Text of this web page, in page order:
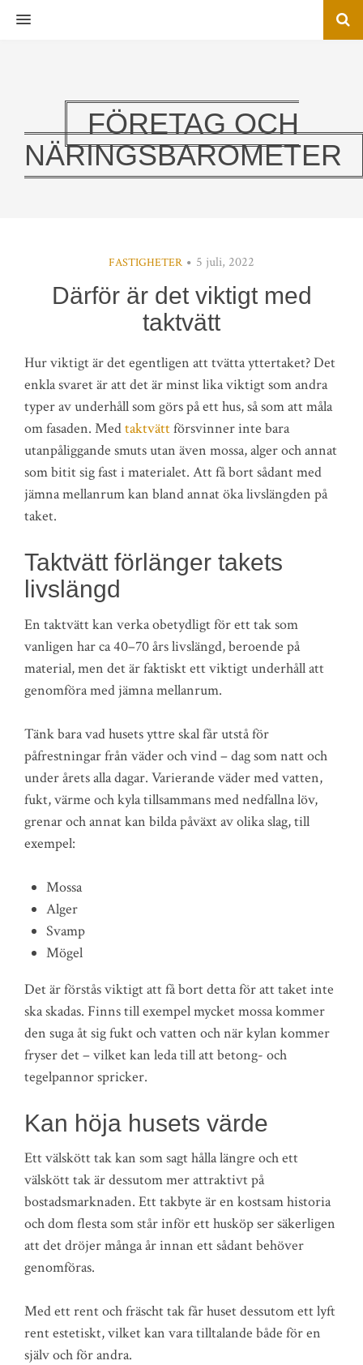
MENU
FÖRETAG OCH
NÄRINGSBAROMETER
FASTIGHETER 5 juli, 2022
Därför är det viktigt med
taktvätt
Hur viktigt är det egentligen att tvätta yttertaket? Det
enkla svaret är att det är minst lika viktigt som andra
typer av underhåll som görs på ett hus, så som att måla
om fasaden. Medtaktvättförsvinner inte bara
utanpåliggande smuts utan även mossa, alger och annat
som bitit sig fast i materialet. Att få bort sådant med
jämna mellanrum kan bland annat öka livslängden på
taket.
Taktvätt förlänger takets
livslängd
En taktvätt kan verka obetydligt för ett tak som
vanligen har ca 40–70 års livslängd, beroende på
material, men det är faktiskt ett viktigt underhåll att
genomföra med jämna mellanrum.
Tänk bara vad husets yttre skal får utstå för
påfrestningar från väder och vind – dag som natt och
under årets alla dagar. Varierande väder med vatten,
fukt, värme och kyla tillsammans med nedfallna löv,
grenar och annat kan bilda påväxt av olika slag, till
exempel:
Mossa
Alger
Svamp
Mögel
Det är förstås viktigt att få bort detta för att taket inte
ska skadas. Finns till exempel mycket mossa kommer
den suga åt sig fukt och vatten och när kylan kommer
fryser det – vilket kan leda till att betong- och
tegelpannor spricker.
Kan höja husets värde
Ett välskött tak kan som sagt hålla längre och ett
välskött tak är dessutom mer attraktivt på
bostadsmarknaden. Ett takbyte är en kostsam historia
och dom flesta som står inför ett husköp ser säkerligen
att det dröjer många år innan ett sådant behöver
genomföras.
Med ett rent och fräscht tak får huset dessutom ett lyft
rent estetiskt, vilket kan vara tilltalande både för en
själv och för andra.